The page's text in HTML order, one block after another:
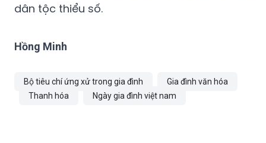
dân tộc thiểu số.
Hồng Minh
Bộ tiêu chí ứng xử trong gia đình
Gia đình văn hóa
Thanh hóa
Ngày gia đình việt nam